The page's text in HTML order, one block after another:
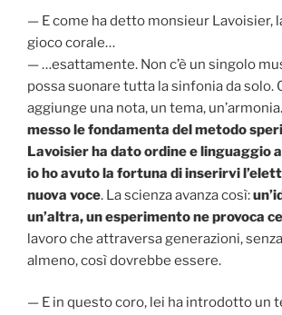
— E come ha detto monsieur Lavoisier,
gioco corale…
— …esattamente. Non c’è un singolo
possa suonare tutta la sinfonia da solo.
aggiunge una nota, un tema, un’armonia.
messo le fondamenta del metodo
Lavoisier ha dato ordine e linguaggio
io ho avuto la fortuna di inserirvi
nuova voce. La scienza avanza così:
un’altra, un esperimento ne provoca
lavoro che attraversa generazioni,
almeno, così dovrebbe essere.
— E in questo coro, lei ha introdotto un